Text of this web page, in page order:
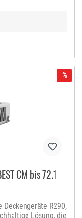
(maximal 150
in bewohnten
des
mit hohem
und die neue,
Funktion,
bei der
%
CM bis 72.1
Deckengeräte R290,
Lösung, die